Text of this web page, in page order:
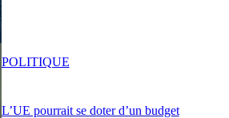
L’UE pourrait se doter d’un budget
POLITIQUE